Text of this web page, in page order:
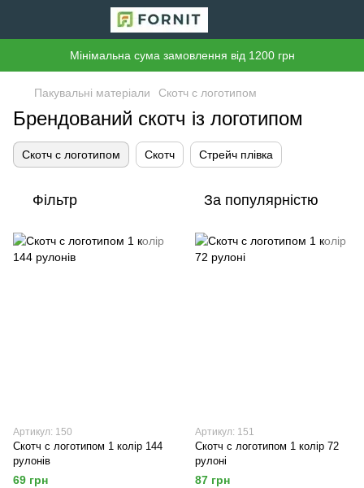
Мінімальна сума замовлення від 1200 грн
Пакувальні матеріали Скотч с логотипом
Брендований скотч із логотипом
Скотч с логотипом Скотч Стрейч плівка
Фільтр За популярністю
Артикул: 150
Скотч с логотипом 1 колір 144
рулонів
69 грн
Артикул: 151
Скотч с логотипом 1 колір 72
рулоні
87 грн